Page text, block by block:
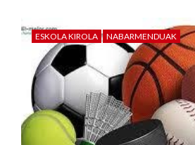
ESKOLA KIROLA NABARMENDUAK